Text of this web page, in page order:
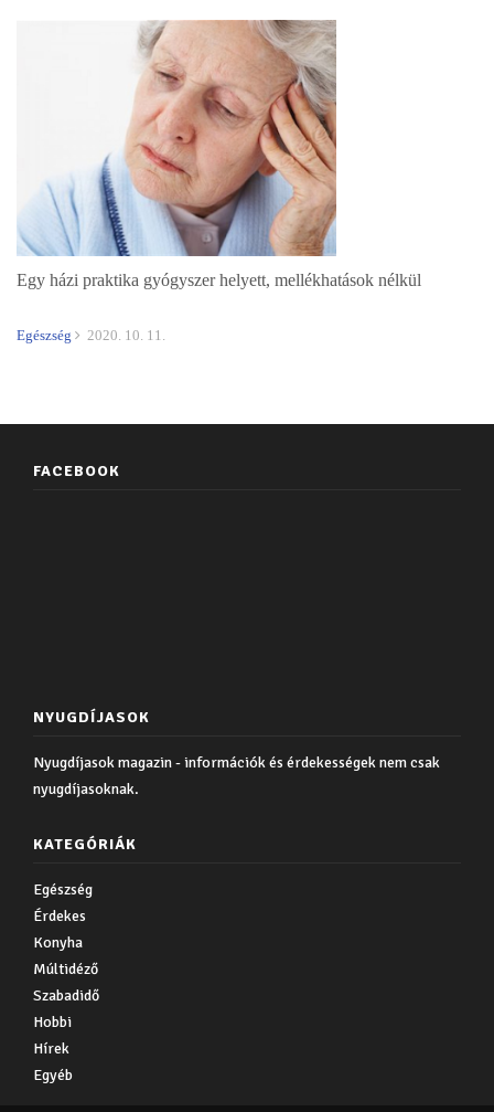
Egy házi praktika gyógyszer helyett, mellékhatások nélkül
Egészség 2020. 10. 11.
FACEBOOK
NYUGDÍJASOK
Nyugdíjasok magazin - információk és érdekességek nem csak
nyugdíjasoknak.
KATEGÓRIÁK
Egészség
Érdekes
Konyha
Múltidéző
Szabadidő
Hobbi
Hírek
Egyéb